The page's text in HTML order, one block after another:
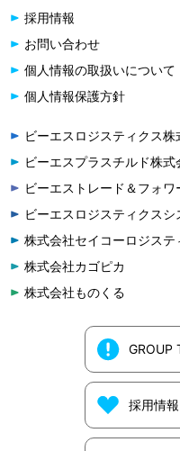
採用情報
お問い合わせ
個人情報の取扱いについて
個人情報保護方針
ビーエスロジスティクス株
ビーエスプラスチルド株式
ビーエストレード＆フォ
ビーエスロジスティクス
株式会社セイコーロジステ
株式会社カゴピカ
株式会社ものくる
GROUP
採用情報